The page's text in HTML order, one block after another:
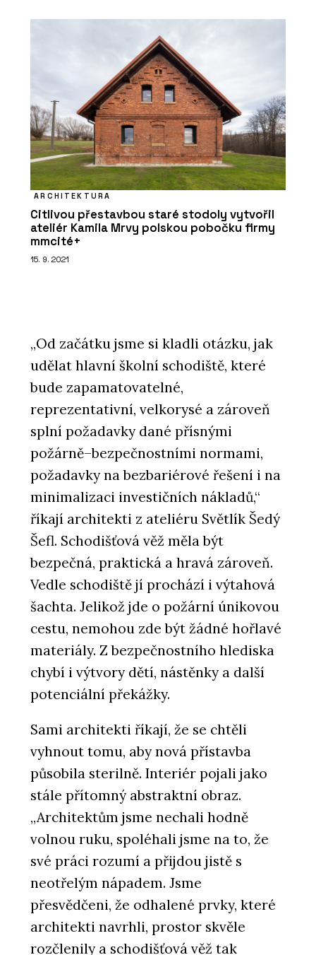
ARCHITEKTURA
Citlivou přestavbou staré stodoly vytvořil
ateliér Kamila Mrvy polskou pobočku firmy
mmcité+
15. 9. 2021
„Od začátku jsme si kladli otázku, jak
udělat hlavní školní schodiště, které
bude zapamatovatelné,
reprezentativní, velkorysé a zároveň
splní požadavky dané přísnými
požárně–bezpečnostními normami,
požadavky na bezbariérové řešení i na
minimalizaci investičních nákladů,“
říkají architekti z ateliéru Světlík Šedý
Šefl. Schodišťová věž měla být
bezpečná, praktická a hravá zároveň.
Vedle schodiště jí prochází i výtahová
šachta. Jelikož jde o požární únikovou
cestu, nemohou zde být žádné hořlavé
materiály. Z bezpečnostního hlediska
chybí i výtvory dětí, nástěnky a další
potenciální překážky.
Sami architekti říkají, že se chtěli
vyhnout tomu, aby nová přístavba
působila sterilně. Interiér pojali jako
stále přítomný abstraktní obraz.
„Architektům jsme nechali hodně
volnou ruku, spoléhali jsme na to, že
své práci rozumí a přijdou jistě s
neotřelým nápadem. Jsme
přesvědčeni, že odhalené prvky, které
architekti navrhli, prostor skvěle
rozčlenily a schodišťová věž tak